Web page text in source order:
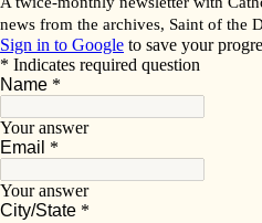
of the Diocese of Davenport